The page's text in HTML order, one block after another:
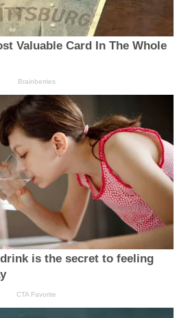
Valuable Card In The Whole
Brainberries
is the secret to feeling
CTA Favorite